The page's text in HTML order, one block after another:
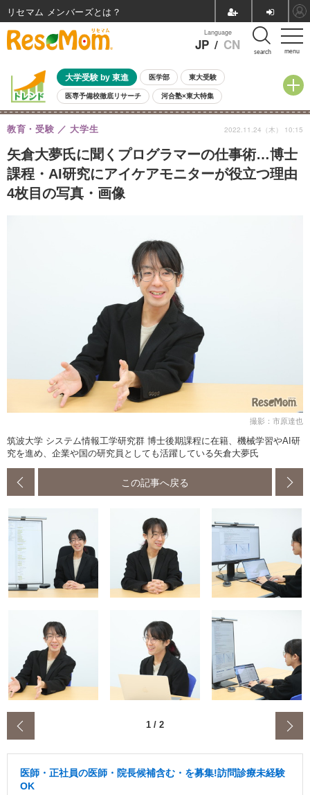
menu
Language
JP / CN search
大学受験 by 東進 医学部 東大受験
医専予備校徹底リサーチ 河合塾×東大特集
親子で考える大学選び 高校受験 中学受験 小学校受験
共通テスト 夏休み
8月開催イベント・WS 全国公立高校 過去問 人気記事
自由研究教材（小学生向け） 自由研究教材（中学生向け） ランキング
矢倉大夢氏に聞くプログラマーの仕事術…博士
課程・AI研究にアイケアモニターが役立つ理由
4枚目の写真・画像
教育・受験 大学生 2022.11.24（木） 10:15
撮影：市原達也
筑波大学 システム情報工学研究群 博士後期課程に在籍、機械学習やAI研
究を進め、企業や国の研究員としても活躍している矢倉大夢氏
この記事へ戻る
1 / 2
医師・正社員の医師・院長候補含む・を募集!訪問診療未経験
OK
リセマム メンバーズ